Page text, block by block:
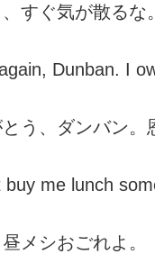
すぐ気が散るな。
Dunban. I
う、ダンバン。
buy me lunch
メシおごれよ。